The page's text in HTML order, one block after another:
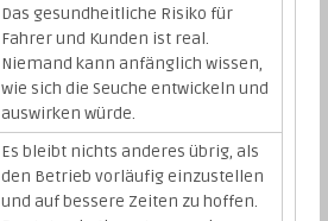
Das gesundheitliche Risiko für
Fahrer und Kunden ist real.
Niemand kann anfänglich wissen,
wie sich die Seuche entwickeln und
auswirken würde.
Es bleibt nichts anderes übrig, als
den Betrieb vorläufig einzustellen
und auf bessere Zeiten zu hoffen.